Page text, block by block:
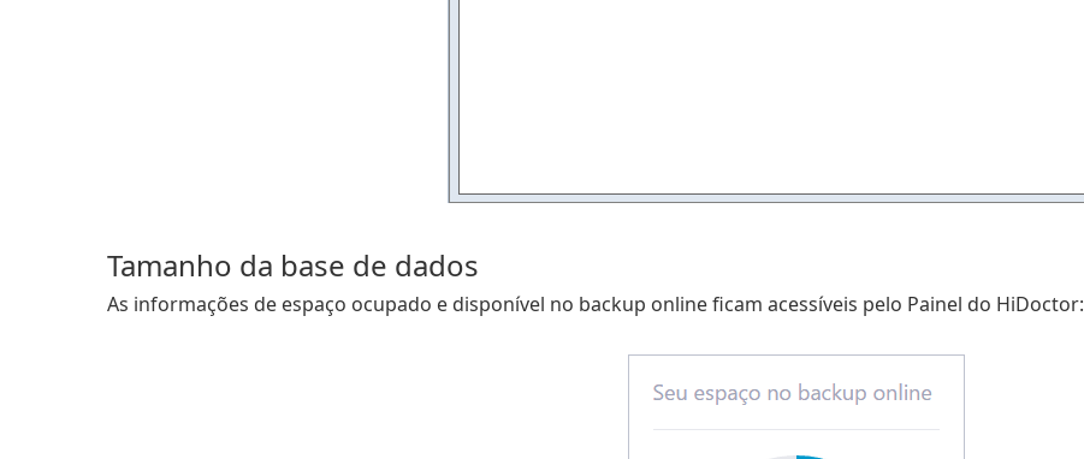
Tamanho da base de dados
As informações de espaço ocupado e disponível no backup online ficam acessíveis pelo Painel do HiDoctor: